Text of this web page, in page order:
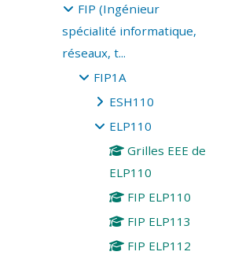
FIP (Ingénieur
spécialité informatique,
réseaux, t...
FIP1A
ESH110
ELP110
Grilles EEE de
ELP110
FIP ELP110
FIP ELP113
FIP ELP112